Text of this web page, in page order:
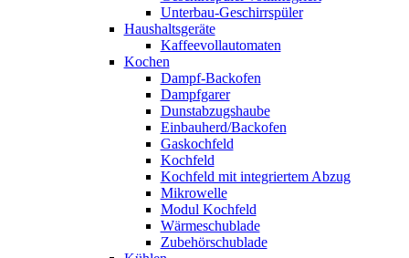
Unterbau-Geschirrspüler
Haushaltsgeräte
Kaffeevollautomaten
Kochen
Dampf-Backofen
Dampfgarer
Dunstabzugshaube
Einbauherd/Backofen
Gaskochfeld
Kochfeld
Kochfeld mit integriertem Abzug
Mikrowelle
Modul Kochfeld
Wärmeschublade
Zubehörschublade